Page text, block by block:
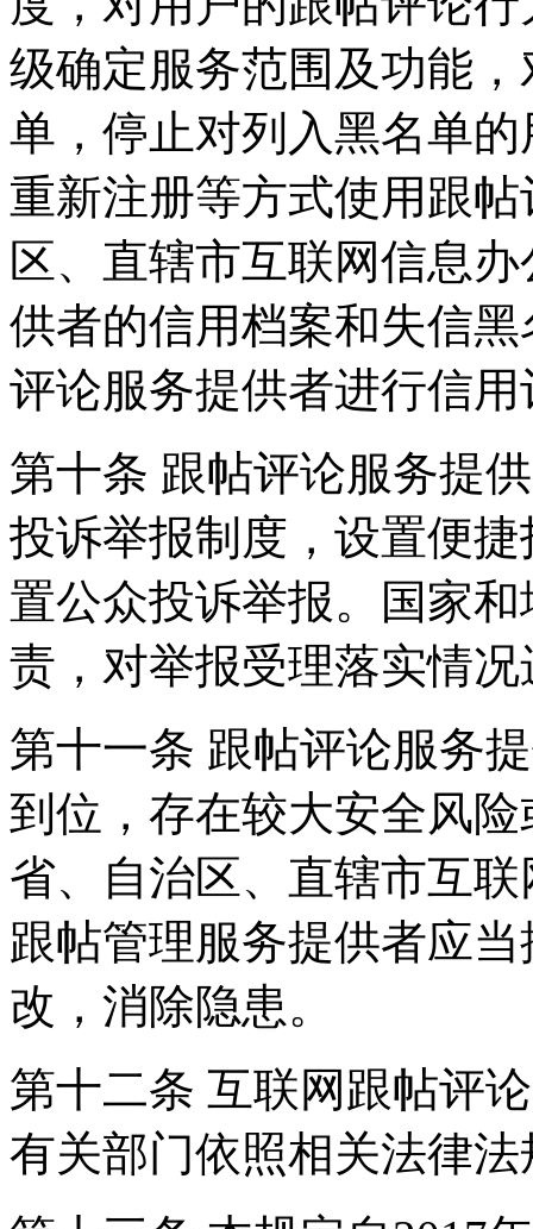
级确定服务范围及功能
单，停止对列入黑名单
重新注册等方式使用跟
区、直辖市互联网信息
供者的信用档案和失信
评论服务提供者进行信用
第十条 跟帖评论服务提
投诉举报制度，设置便
置公众投诉举报。国家
责，对举报受理落实情
第十一条 跟帖评论服务
到位，存在较大安全风
省、自治区、直辖市互
跟帖管理服务提供者应
改，消除隐患。
第十二条 互联网跟帖评
有关部门依照相关法律